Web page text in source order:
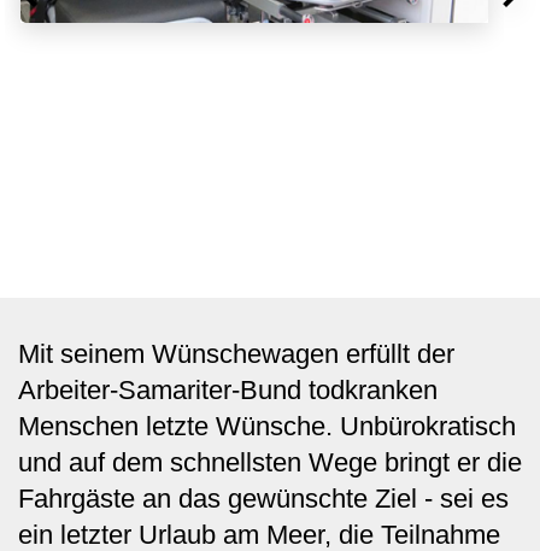
Mit seinem Wünschewagen erfüllt der
Arbeiter-Samariter-Bund todkranken
Menschen letzte Wünsche. Unbürokratisch
und auf dem schnellsten Wege bringt er die
Fahrgäste an das gewünschte Ziel - sei es
ein letzter Urlaub am Meer, die Teilnahme